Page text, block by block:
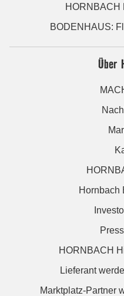
HORNBACH
BODENHAUS:
Über
Hornbach
HORNBACH
Lieferant
Marktplatz-Partner